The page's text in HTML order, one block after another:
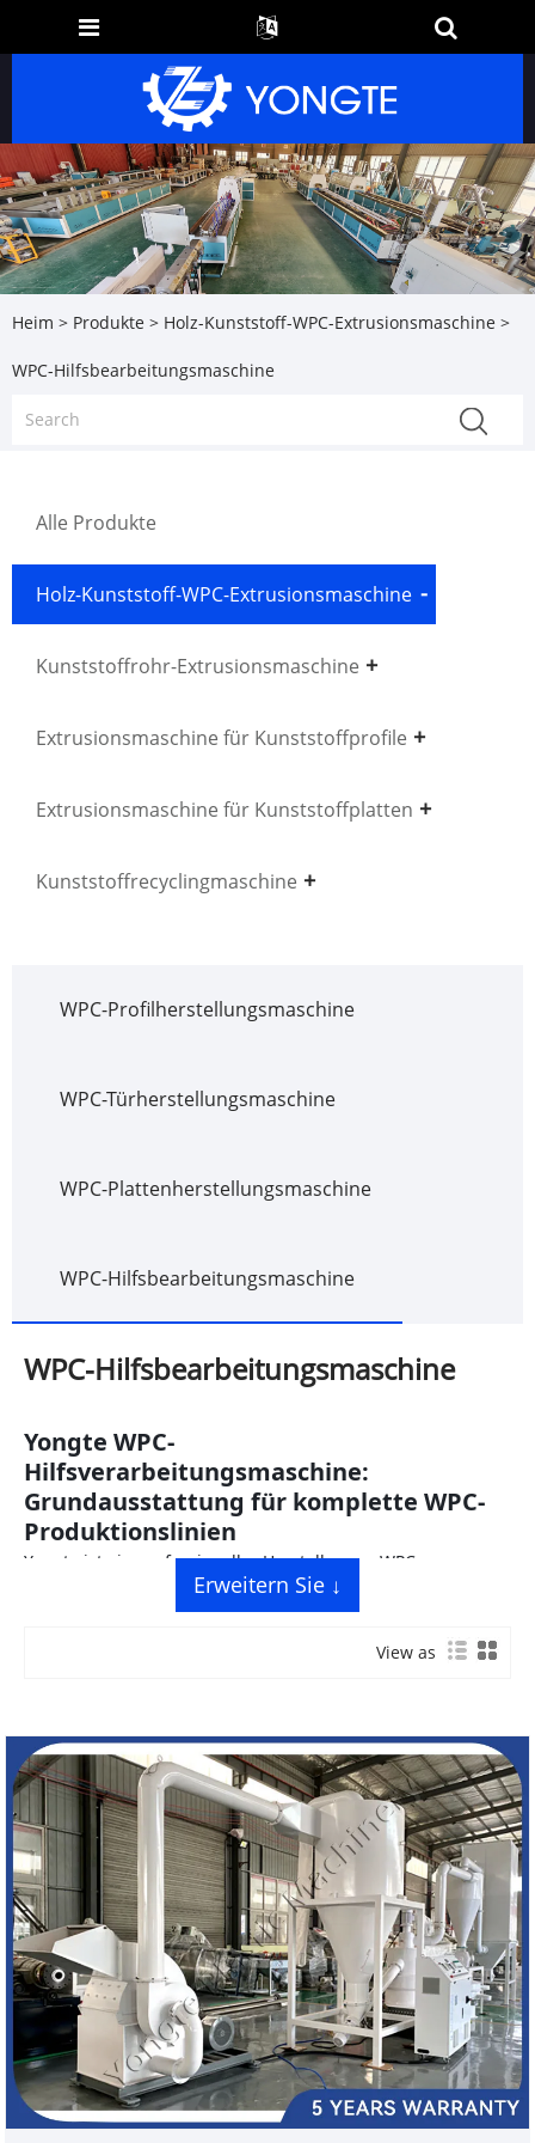
Heim > Produkte > Holz-Kunststoff-WPC-Extrusionsmaschine >
WPC-Hilfsbearbeitungsmaschine
Alle Produkte
Holz-Kunststoff-WPC-Extrusionsmaschine
Kunststoffrohr-Extrusionsmaschine
Extrusionsmaschine für Kunststoffprofile
Extrusionsmaschine für Kunststoffplatten
Kunststoffrecyclingmaschine
WPC-Profilherstellungsmaschine
WPC-Türherstellungsmaschine
WPC-Plattenherstellungsmaschine
WPC-Hilfsbearbeitungsmaschine
WPC-Hilfsbearbeitungsmaschine
Yongte WPC-
Hilfsverarbeitungsmaschine:
Grundausstattung für komplette WPC-
Produktionslinien
Yongte ist ein professioneller Hersteller von WPC-
Zusatzmaschinen (Wood Plastic Composite) mit Sitz in China,
maßgeschneiderter Zusatzgeräte widmet, die WPC-
unterschiedlichen Kundenanforderungen zugeschnitten
sind und Schlüsselprozesse von der
Rohmaterialaufbereitung bis zur Veredelung des fertigen
Produkts abdecken. Unsere Geräte sind auf Effizienz,
Nachhaltigkeit und Zuverlässigkeit ausgelegt und werden
durch eine 3-Jahres-Garantie, wettbewerbsfähige
Fabrikpreise in China, schlüsselfertige Lösungen und
kostenlose Angebote abgesichert – so wird eine nahtlose
Integration in Ihren bestehenden WPC-Produktionsablauf
gewährleistet.
Zu unseren wichtigsten WPC-Hilfsverarbeitungsmaschinen
gehören:
Schleifmaschine zur Herstellung von Holzpulver: Eine
hochwertige, mehrstufige Anlage zur Herstellung
Erweitern Sie ↓
View as